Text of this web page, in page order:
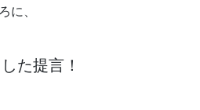
に、
た提言！